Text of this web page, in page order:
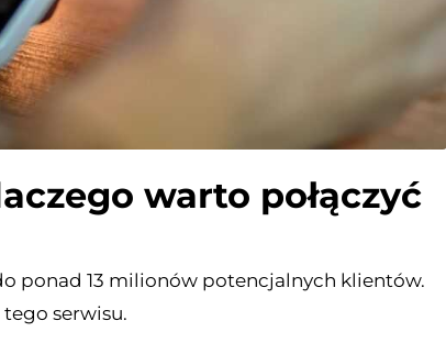
warto połączyć
ponad 13 milionów potencjalnych klientów.
serwisu.